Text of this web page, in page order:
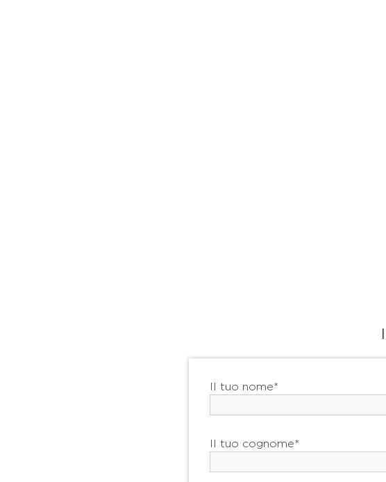
Il tuo nome*
Il tuo cognome*